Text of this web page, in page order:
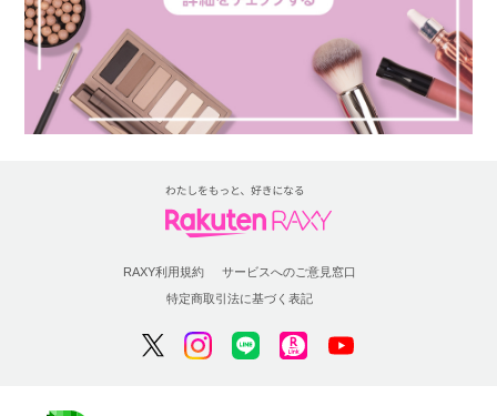
RAXY利用規約
サービスへのご意見窓口
特定商取引法に基づく表記